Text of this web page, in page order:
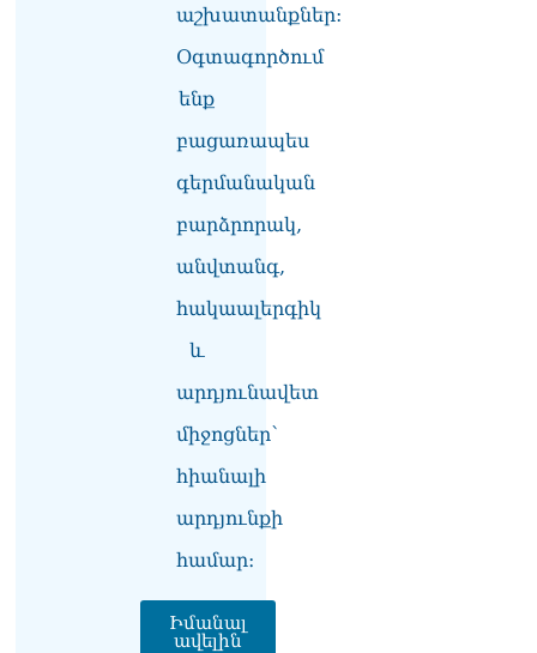
աշխատանքներ:
Օգտագործում
ենք
բացառապես
գերմանական
բարձրորակ,
անվտանգ,
հակաալերգիկ
և
արդյունավետ
միջոցներ՝
հիանալի
արդյունքի
համար։
Իմանալ
ավելին